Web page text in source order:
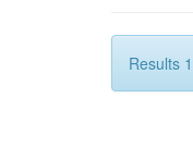
Results